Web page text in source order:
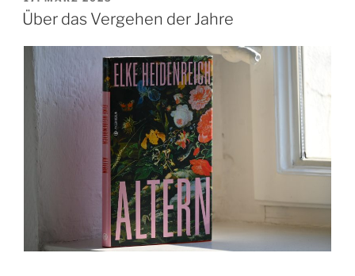
AM
Über das Vergehen der Jahre